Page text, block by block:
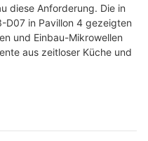
diese Anforderung. Die in
D07 in Pavillon 4 gezeigten
und Einbau-Mikrowellen
aus zeitloser Küche und